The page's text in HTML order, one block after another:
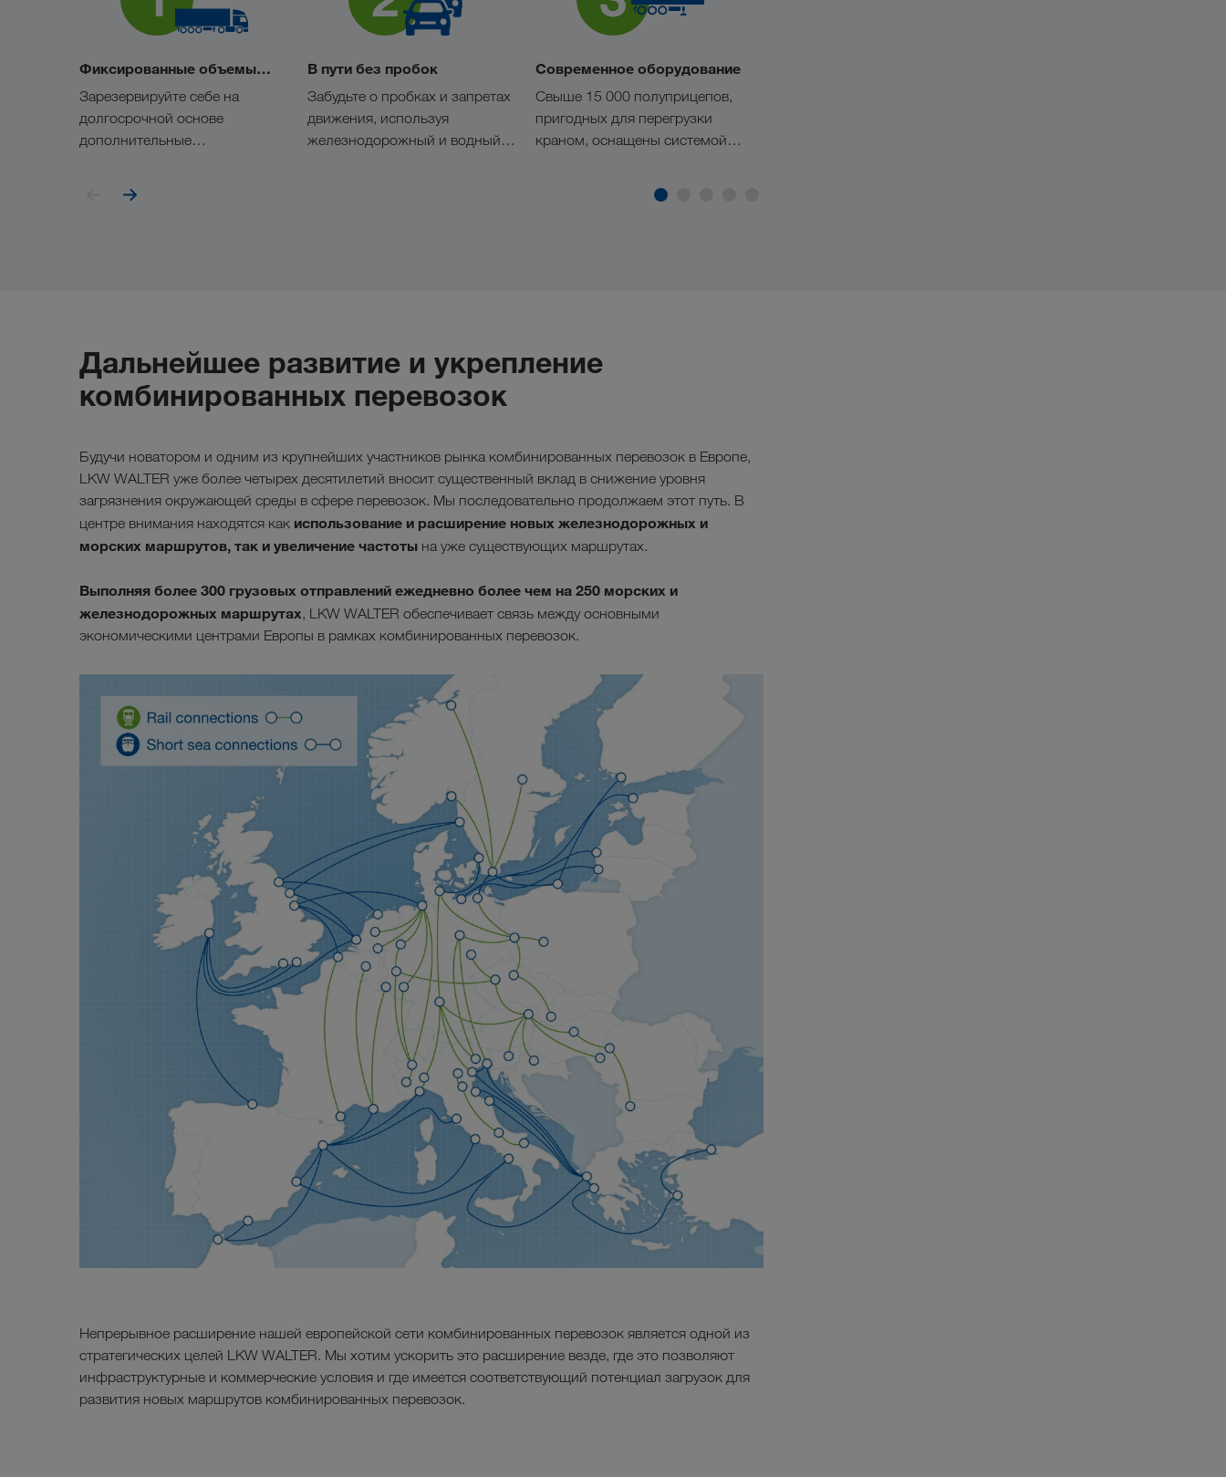
Фиксированные объемы
грузов
Зарезервируйте себе на
долгосрочной основе
дополнительные
В пути без пробок
Забудьте о пробках и запретах
движения, используя
железнодорожный и водный
Современное оборудование
Свыше 15 000 полуприцепов,
пригодных для перегрузки
краном, оснащены системой
Дальнейшее развитие и укрепление
комбинированных перевозок
Будучи новатором и одним из крупнейших участников рынка комбинированных перевозок в Европе,
LKW WALTER уже более четырех десятилетий вносит существенный вклад в снижение уровня
загрязнения окружающей среды в сфере перевозок. Мы последовательно продолжаем этот путь. В
центре внимания находятся как использование и расширение новых железнодорожных и
морских маршрутов, так и увеличение частоты на уже существующих маршрутах.
Выполняя более 300 грузовых отправлений ежедневно более чем на 250 морских и
железнодорожных маршрутах, LKW WALTER обеспечивает связь между основными
экономическими центрами Европы в рамках комбинированных перевозок.
Непрерывное расширение нашей европейской сети комбинированных перевозок является одной из
стратегических целей LKW WALTER. Мы хотим ускорить это расширение везде, где это позволяют
инфраструктурные и коммерческие условия и где имеется соответствующий потенциал загрузок для
развития новых маршрутов комбинированных перевозок.